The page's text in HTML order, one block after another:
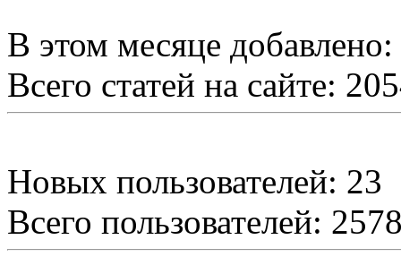
В этом месяце
Всего статей на сайте:
Новых пользователей: 23
Всего пользователей: